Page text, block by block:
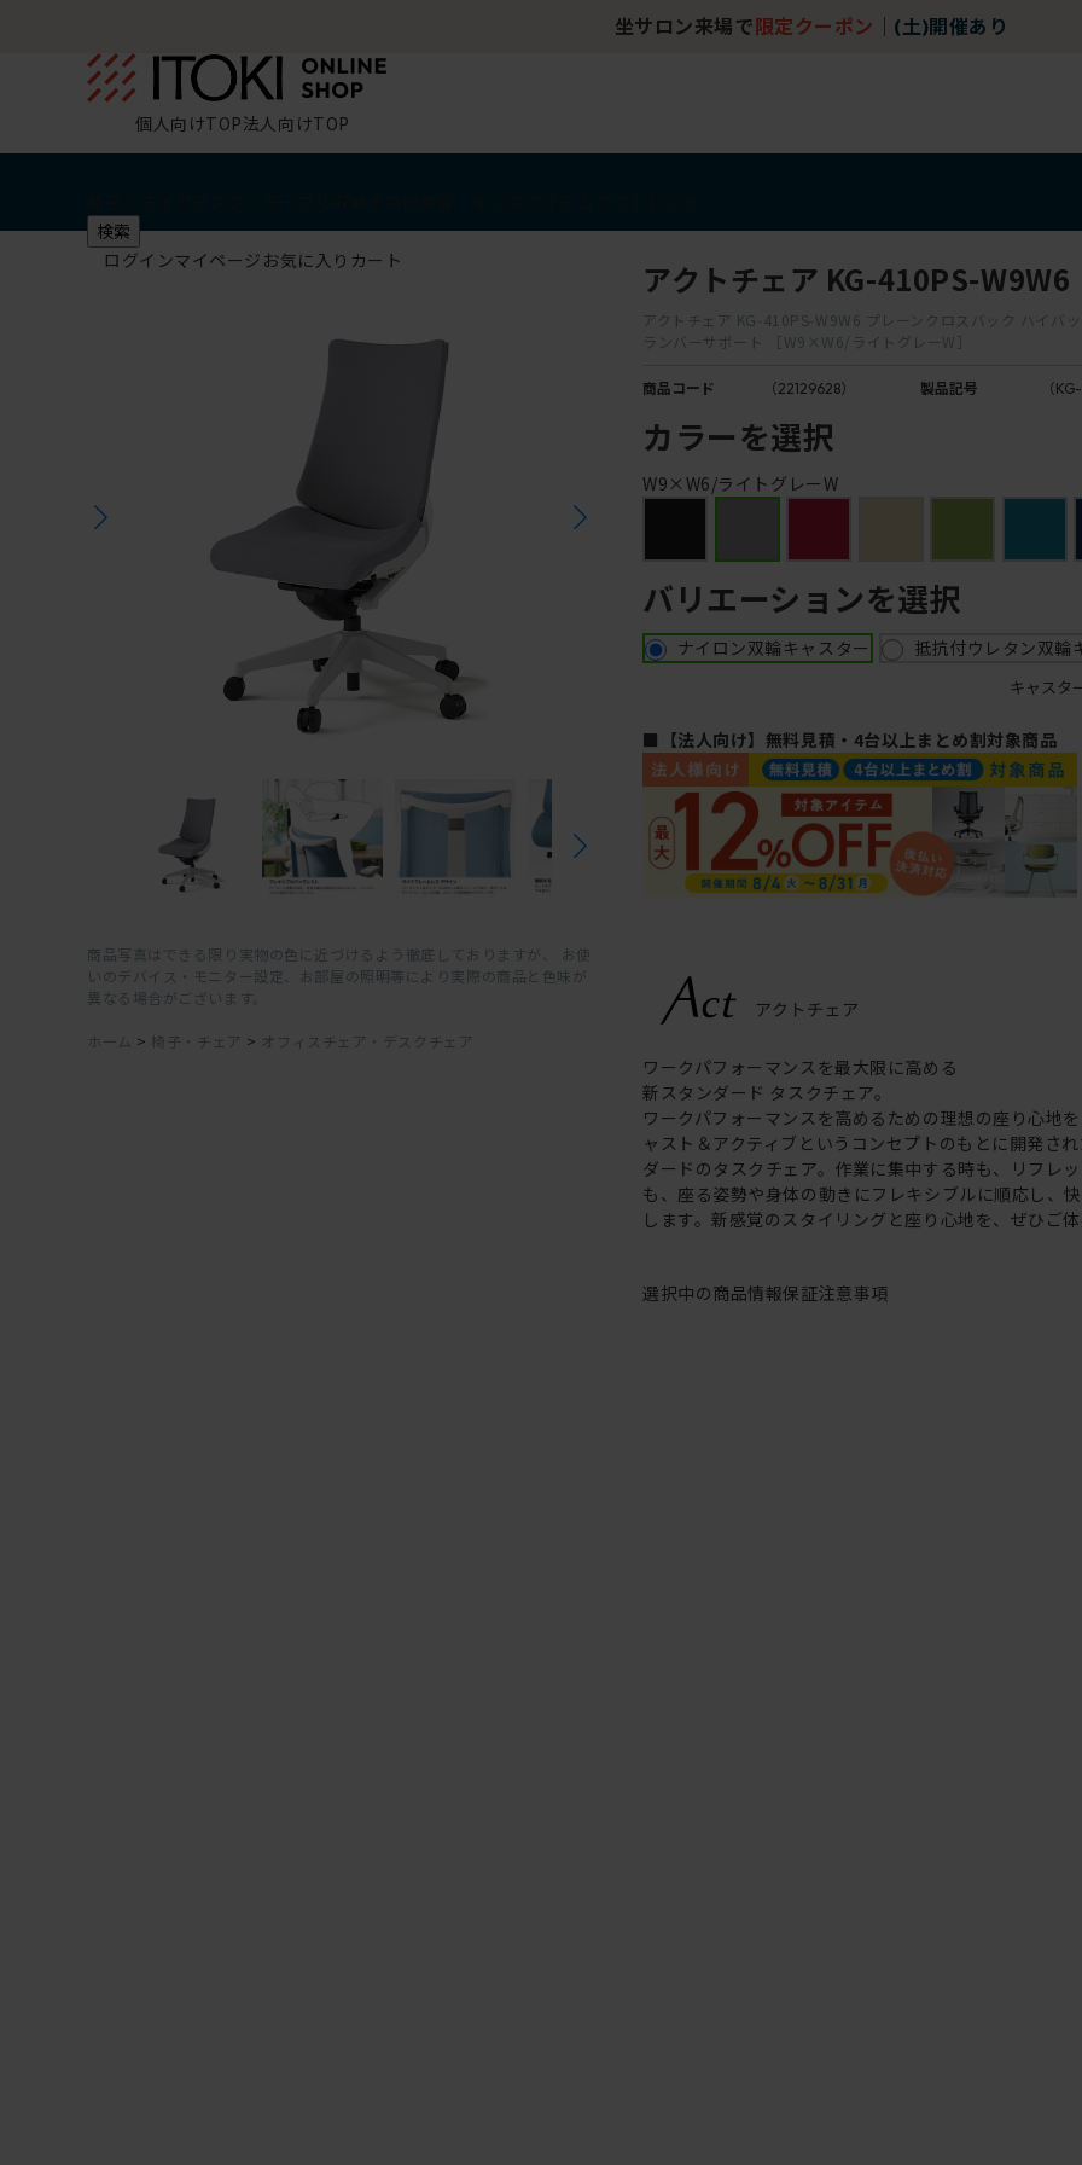
坐サロン来場で 限定クーポン (土)開催あり
個人向けTOP法人向けTOP
検索
ログインマイページ お気に入り カート
商品写真はできる限り実物の色に近づけるよう徹底しておりますが、 お使
いのデバイス・モニター設定、お部屋の照明等により実際の商品と色味が
異なる場合がございます。
ホーム > 椅子・チェア > オフィスチェア・デスクチェア
アクトチェア KG-410PS-W9W6
アクトチェア KG-410PS-W9W6 プレーンクロスバック ハイバッ
ランバーサポート ［W9×W6/ライトグレーW］
商品コード （22129628） 製品記号 （
カラーを選択
W9×W6/ライトグレーW
バリエーションを選択
ナイロン双輪キャスター 抵抗付ウレタン双輪
キャスタ
■【法人向け】無料見積・4台以上まとめ割対象商品
ワークパフォーマンスを最大限に高める
新スタンダード タスクチェア。
ワークパフォーマンスを高めるための理想の座り心地
ャスト＆アクティブというコンセプトのもとに開発さ
ダードのタスクチェア。作業に集中する時も、リフレ
も、座る姿勢や身体の動きにフレキシブルに順応し、
します。新感覚のスタイリングと座り心地を、ぜひご体
選択中の商品情報保証注意事項